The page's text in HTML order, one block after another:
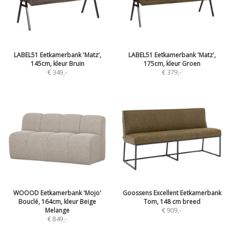
LABEL51 Eetkamerbank 'Matz',
145cm, kleur Bruin
€ 349,-
LABEL51 Eetkamerbank 'Matz',
175cm, kleur Groen
€ 379,-
WOOOD Eetkamerbank 'Mojo'
Bouclé, 164cm, kleur Beige
Melange
€ 849,-
Goossens Excellent Eetkamerbank
Tom, 148 cm breed
€ 909,-